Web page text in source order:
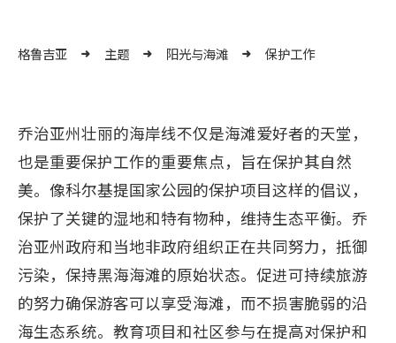
格鲁吉亚 主题 阳光与海滩 保护工作
乔治亚州壮丽的海岸线不仅是海滩爱好者的天堂，
也是重要保护工作的重要焦点，旨在保护其自然
美。像科尔基提国家公园的保护项目这样的倡议，
保护了关键的湿地和特有物种，维持生态平衡。乔
治亚州政府和当地非政府组织正在共同努力，抵御
污染，保持黑海海滩的原始状态。促进可持续旅游
的努力确保游客可以享受海滩，而不损害脆弱的沿
海生态系统。教育项目和社区参与在提高对保护和